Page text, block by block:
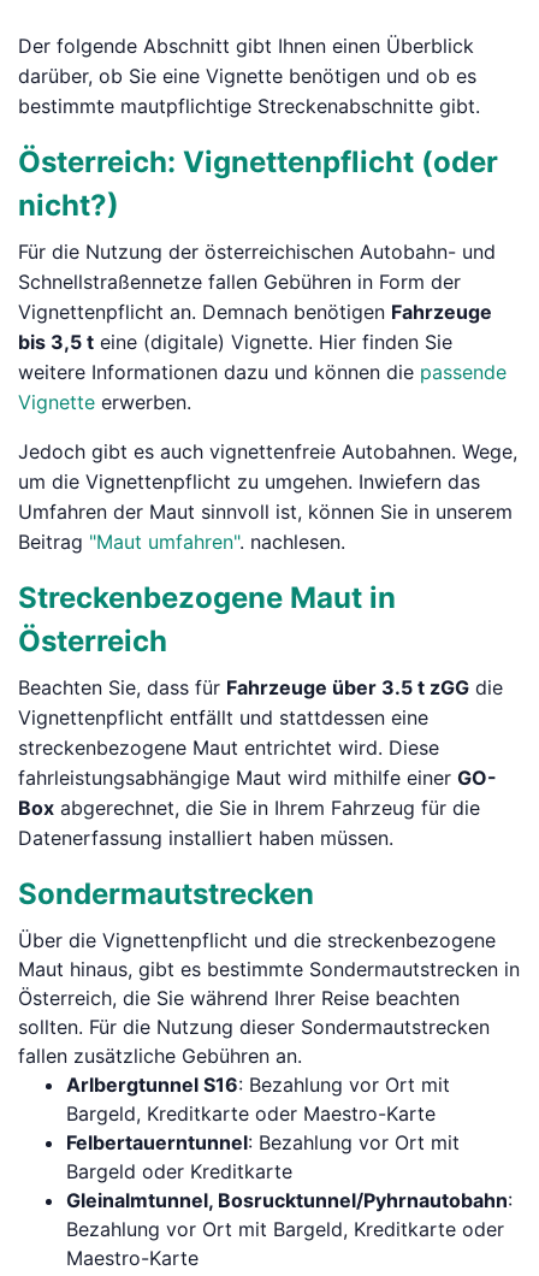
Der folgende Abschnitt gibt Ihnen einen Überblick
darüber, ob Sie eine Vignette benötigen und ob es
bestimmte mautpflichtige Streckenabschnitte gibt.
Österreich: Vignettenpflicht (oder
nicht?)
Für die Nutzung der österreichischen Autobahn- und
Schnellstraßennetze fallen Gebühren in Form der
Vignettenpflicht an. Demnach benötigen Fahrzeuge
bis 3,5 t eine (digitale) Vignette. Hier finden Sie
weitere Informationen dazu und können die passende
Vignette erwerben.
Jedoch gibt es auch vignettenfreie Autobahnen. Wege,
um die Vignettenpflicht zu umgehen. Inwiefern das
Umfahren der Maut sinnvoll ist, können Sie in unserem
Beitrag "Maut umfahren". nachlesen.
Streckenbezogene Maut in
Österreich
Beachten Sie, dass für Fahrzeuge über 3.5 t zGG die
Vignettenpflicht entfällt und stattdessen eine
streckenbezogene Maut entrichtet wird. Diese
fahrleistungsabhängige Maut wird mithilfe einer GO-
Box abgerechnet, die Sie in Ihrem Fahrzeug für die
Datenerfassung installiert haben müssen.
Sondermautstrecken
Über die Vignettenpflicht und die streckenbezogene
Maut hinaus, gibt es bestimmte Sondermautstrecken in
Österreich, die Sie während Ihrer Reise beachten
sollten. Für die Nutzung dieser Sondermautstrecken
fallen zusätzliche Gebühren an.
Arlbergtunnel S16: Bezahlung vor Ort mit
Bargeld, Kreditkarte oder Maestro-Karte
Felbertauerntunnel: Bezahlung vor Ort mit
Bargeld oder Kreditkarte
Gleinalmtunnel, Bosrucktunnel/Pyhrnautobahn:
Bezahlung vor Ort mit Bargeld, Kreditkarte oder
Maestro-Karte